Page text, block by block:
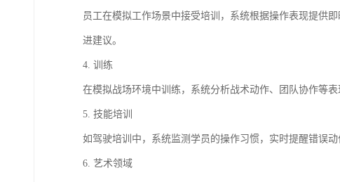
员工在模拟工作场景中接受培训，系统根据操作表现提供
进建议。
4. 训练
在模拟战场环境中训练，系统分析战术动作、团队协作等
5. 技能培训
如驾驶培训中，系统监测学员的操作习惯，实时提醒错误
6. 艺术领域